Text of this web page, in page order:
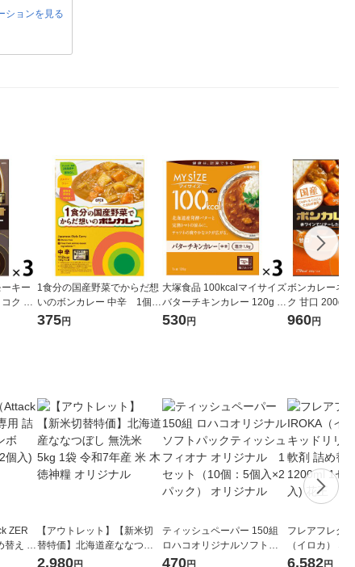
ションを見る
キー
ク 辛
）×
1食分の国産野菜でからだ想
いのボンカレー 中辛 1個
（180g） グルテンフリ
375円
大塚食品 100kcalマイサイズ
バターチキンカレー 120g 3
個 カロリーコントロール レ
530円
ボンカレーネ
ク 甘口 200g
3）大塚食品
960円
ZER
替え メ
ット
【アウトレット】【新米切
替特価】北海道産ななつぼ
し 無洗米 5kg 1袋 令和7年産
2,980円
ティッシュペーパー 150組
ロハコオリジナルソフトパ
ックティッシュ フィオナ オ
470円
フレアフレグ
（イロカ） ネ
ーの香り 柔軟
6,582円